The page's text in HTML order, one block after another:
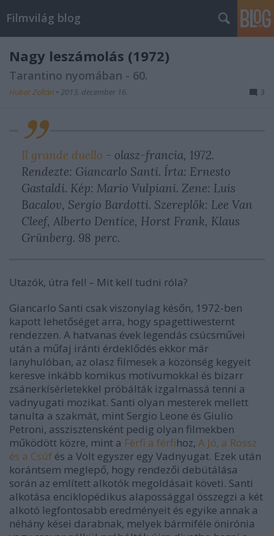
Filmvilág blog
Nagy leszámolás (1972)
Tarantino nyomában - 60.
Huber Zoltán • 2013. december 16. 3
Il grande duello - olasz-francia, 1972.
Rendezte: Giancarlo Santi. Írta: Ernesto
Gastaldi. Kép: Mario Vulpiani. Zene: Luis
Bacalov, Sergio Bardotti. Szereplők: Lee Van
Cleef, Alberto Dentice, Horst Frank, Klaus
Grünberg. 98 perc.
Utazók, útra fel! – Mit kell tudni róla?
Giancarlo Santi csak viszonylag későn, 1972-ben
kapott lehetőséget arra, hogy spagettiwesternt
rendezzen. A hatvanas évek legendás csúcsművei
után a műfaj iránti érdeklődés ekkor már
lanyhulóban, az olasz filmesek a közönség kegyeit
keresve inkább komikus motívumokkal és bizarr
zsánerkísérletekkel próbálták izgalmassá tenni a
vadnyugati mozikat. Santi olyan mesterek mellett
tanulta a szakmát, mint Sergio Leone és Giulio
Petroni, asszisztensként pedig olyan filmekben
működött közre, mint a Férfi a férfihoz, A Jó, a Rossz
és a Csúf és a Volt egyszer egy Vadnyugat. Ezek után
korántsem meglepő, hogy rendezői debütálása
során az említett alkotók megoldásait követi. Santi
alkotása enciklopédikus alapossággal összegzi a két
alkotó legfontosabb eredményeit és egyike annak a
néhány kései darabnak, melyek bármiféle önirónia